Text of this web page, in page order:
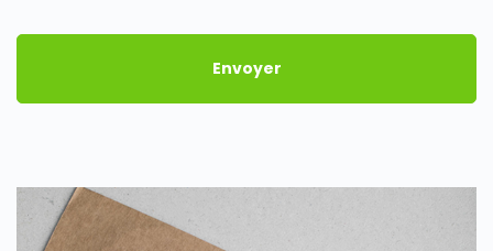
Envoyer